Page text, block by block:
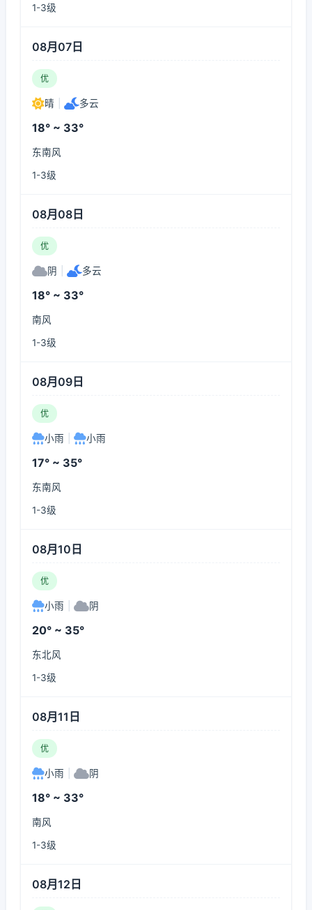
1-3级
08月07日
优
晴 多云
18° ~ 33°
东南风
1-3级
08月08日
优
阴 多云
18° ~ 33°
南风
1-3级
08月09日
优
小雨 小雨
17° ~ 35°
东南风
1-3级
08月10日
优
小雨 阴
20° ~ 35°
东北风
1-3级
08月11日
优
小雨 阴
18° ~ 33°
南风
1-3级
08月12日